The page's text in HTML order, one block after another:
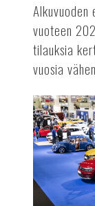
Alkuvuoden
vuoteen
tilauksia
vuosia
Auto-
tapahtuma
tekee
paluun